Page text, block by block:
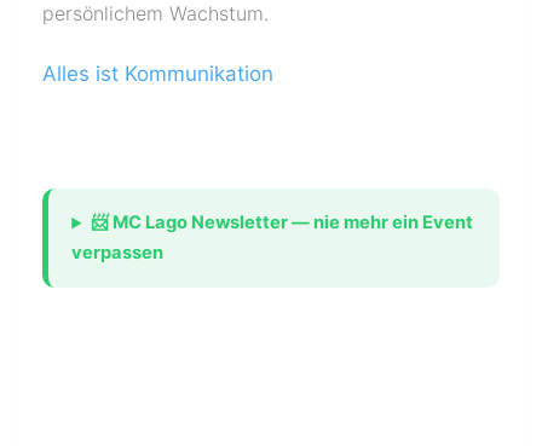
persönlichem Wachstum.
Alles ist Kommunikation
📨 MC Lago Newsletter — nie mehr ein Event
verpassen